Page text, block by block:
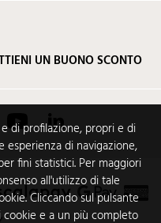
di profilazione, propri e di
di navigazione,
fini statistici. Per maggiori
all'utilizzo di tale
Cliccando sul pulsante
e a un più completo
UN BUONO SCONTO
YouTube